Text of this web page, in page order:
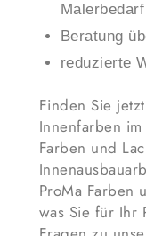
Malerbedarf
Beratung
reduzierte
Finden Sie
Innenfarben
Farben und
ProMa Farben
was Sie für Ihr